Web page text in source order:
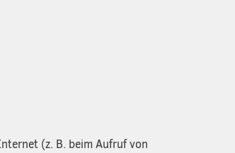
(z. B. beim Aufruf von